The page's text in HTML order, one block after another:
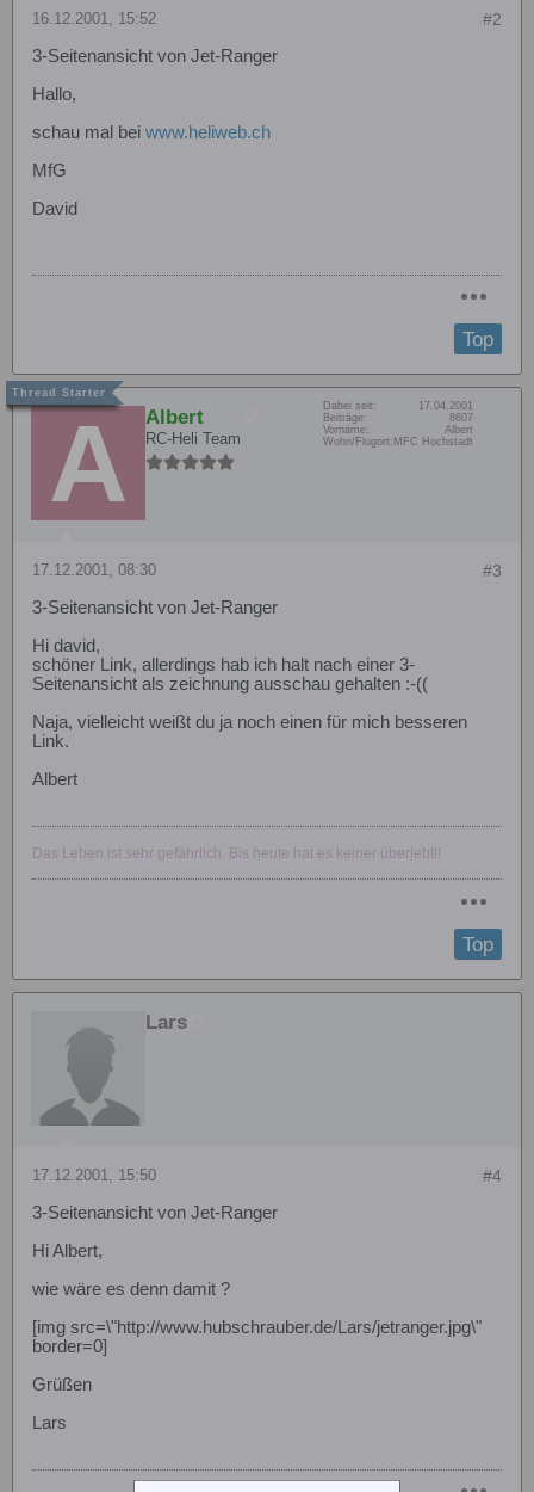
#2
16.12.2001, 15:52
3-Seitenansicht von Jet-Ranger
Hallo,
schau mal bei www.heliweb.ch
MfG
David
Top
Albert
RC-Heli Team
Dabei seit:
17.04.2001
Beiträge:
8607
Vorname:
Albert
Wohn/Flugort: MFC Hochstadt
#3
17.12.2001, 08:30
3-Seitenansicht von Jet-Ranger
Hi david,
schöner Link, allerdings hab ich halt nach einer 3-
Seitenansicht als zeichnung ausschau gehalten :-((
Naja, vielleicht weißt du ja noch einen für mich besseren
Link.
Albert
Das Leben ist sehr gefährlich. Bis heute hat es keiner überlebt!!
Top
Lars
#4
17.12.2001, 15:50
3-Seitenansicht von Jet-Ranger
Hi Albert,
wie wäre es denn damit ?
[img src=\"http://www.hubschrauber.de/Lars/jetranger.jpg\"
border=0]
Grüßen
Lars